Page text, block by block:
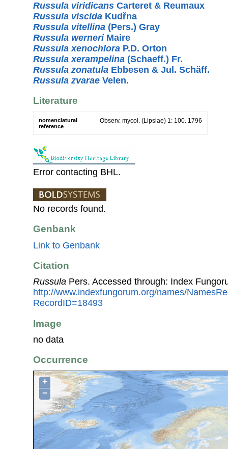
Russula viridicans Carteret & Reumaux
Russula viscida Kudřna
Russula vitellina (Pers.) Gray
Russula werneriMaire
Russula xenochlora P.D. Orton
Russula xerampelina (Schaeff.) Fr.
Russula zonatula Ebbesen & Jul. Schäff.
Russula zvarae Velen.
Literature
nomenclatural
reference
Observ. mycol. (Lipsiae) 1: 100. 1796
Error contacting BHL.
No records found.
Genbank
Link to Genbank
Citation
Russula Pers. Accessed through: Index
http://www.indexfungorum.org/names/
RecordID=18493
Image
no data
Occurrence
+
−